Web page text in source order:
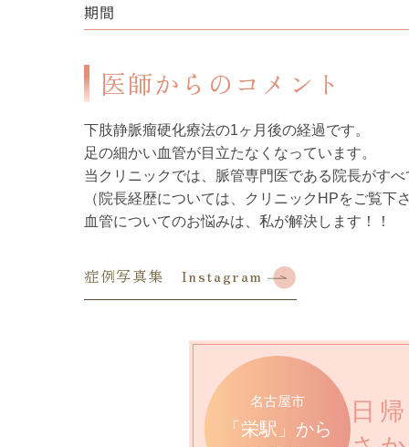
期間
医師からのコメント
下肢静脈瘤硬化療法の1ヶ月後の経過です。
足の細かい血管が目立たなくなっています。
当クリニックでは、脈管専門医である院長がす
（院長経歴については、クリニックHPをご覧下
血管についてのお悩みは、私が解決します！！
症例写真集 Instagram
名古屋市
「栄駅」から
日